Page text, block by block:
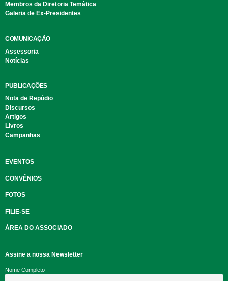
Membros da Diretoria Temática
Galeria de Ex-Presidentes
COMUNICAÇÃO
Assessoria
Notícias
PUBLICAÇÕES
Nota de Repúdio
Discursos
Artigos
Livros
Campanhas
EVENTOS
CONVÊNIOS
FOTOS
FILIE-SE
ÁREA DO ASSOCIADO
Assine a nossa Newsletter
Nome Completo